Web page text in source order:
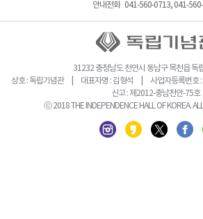
안내전화 041-560-0713, 041-
31232 충청남도 천안시 동남구 목천읍 독
상호 : 독립기념관 | 대표자명 : 김형석 | 사업자등록번
신고 : 제2012-충남천안-75호
ⓒ 2018 THE INDEPENDENCE HALL OF KOREA.